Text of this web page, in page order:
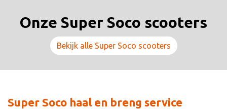
Onze Super Soco scooters
Bekijk alle Super Soco scooters
Super Soco haal en breng service